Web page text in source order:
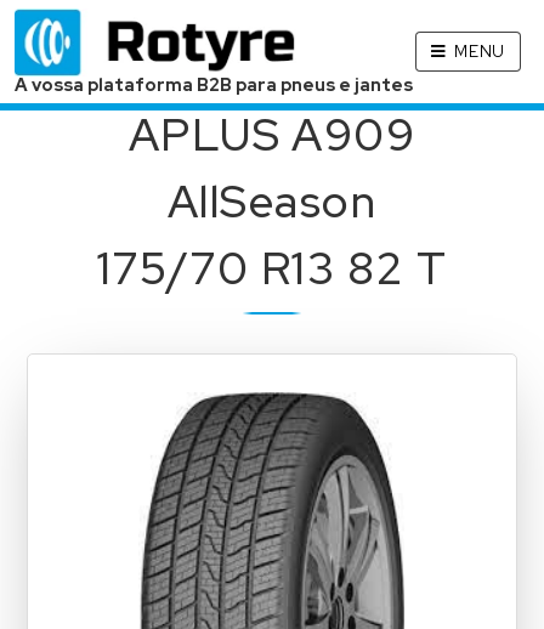
A vossa plataforma B2B para pneus e jantes
MENU
APLUS A909
AllSeason
175/70 R13 82 T